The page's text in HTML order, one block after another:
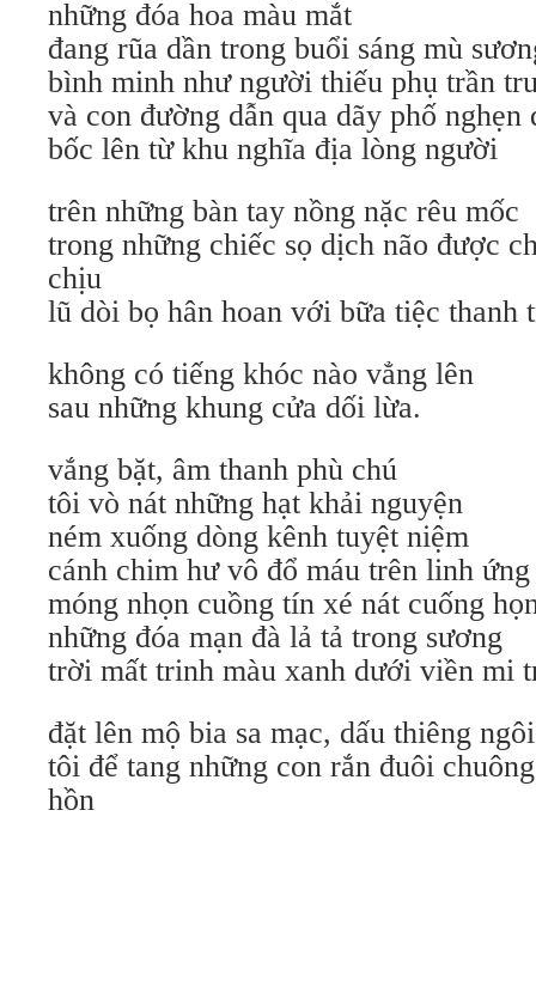
những đóa hoa màu mắt
đang rũa dần trong buổi sáng mù
bình minh như người thiếu phụ trần
và con đường dẫn qua dãy phố
bốc lên từ khu nghĩa địa lòng người
trên những bàn tay nồng nặc rêu mốc
trong những chiếc sọ dịch não được
chịu
lũ dòi bọ hân hoan với bữa tiệc thanh
không có tiếng khóc nào vẳng lên
sau những khung cửa dối lừa.
vắng bặt, âm thanh phù chú
tôi vò nát những hạt khải nguyện
ném xuống dòng kênh tuyệt niệm
cánh chim hư vô đổ máu trên linh
móng nhọn cuồng tín xé nát cuống
những đóa mạn đà lả tả trong sương
trời mất trinh màu xanh dưới viền mi
đặt lên mộ bia sa mạc, dấu thiêng
tôi để tang những con rắn đuôi
hồn